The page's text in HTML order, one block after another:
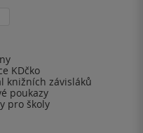
KDčko
knižních závisláků
poukazy
pro školy